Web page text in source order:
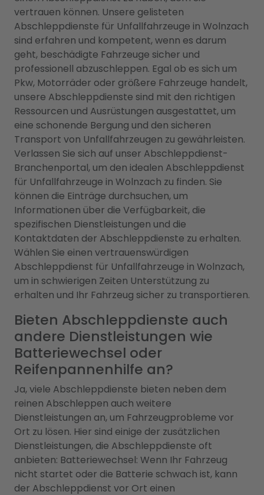
vertrauen können. Unsere gelisteten
Abschleppdienste für Unfallfahrzeuge in Wolnzach
sind erfahren und kompetent, wenn es darum
geht, beschädigte Fahrzeuge sicher und
professionell abzuschleppen. Egal ob es sich um
Pkw, Motorräder oder größere Fahrzeuge handelt,
unsere Abschleppdienste sind mit den richtigen
Ressourcen und Ausrüstungen ausgestattet, um
eine schonende Bergung und den sicheren
Transport von Unfallfahrzeugen zu gewährleisten.
Verlassen Sie sich auf unser Abschleppdienst-
Branchenportal, um den idealen Abschleppdienst
für Unfallfahrzeuge in Wolnzach zu finden. Sie
können die Einträge durchsuchen, um
Informationen über die Verfügbarkeit, die
spezifischen Dienstleistungen und die
Kontaktdaten der Abschleppdienste zu erhalten.
Wählen Sie einen vertrauenswürdigen
Abschleppdienst für Unfallfahrzeuge in Wolnzach,
um in schwierigen Zeiten Unterstützung zu
erhalten und Ihr Fahrzeug sicher zu transportieren.
Bieten Abschleppdienste auch
andere Dienstleistungen wie
Batteriewechsel oder
Reifenpannenhilfe an?
Ja, viele Abschleppdienste bieten neben dem
reinen Abschleppen auch weitere
Dienstleistungen an, um Fahrzeugprobleme vor
Ort zu lösen. Hier sind einige der zusätzlichen
Dienstleistungen, die Abschleppdienste oft
anbieten: Batteriewechsel: Wenn Ihr Fahrzeug
nicht startet oder die Batterie schwach ist, kann
der Abschleppdienst vor Ort einen